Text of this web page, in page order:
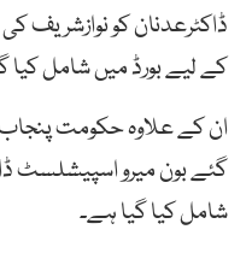
ڈاکٹرعدنان کو نوازشریف
کے لیے بورڈ میں شامل کیا
ان کے علاوہ حکومت
گئے بون میرو اسپیشلسٹ
شامل کیا گیا ہے۔